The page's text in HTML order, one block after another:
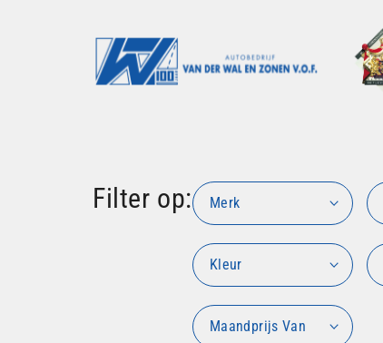
Filter op: Merk
Kleur
Maandprijs Van